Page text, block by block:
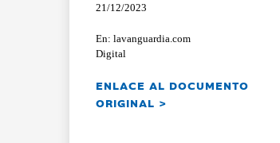
21/12/2023
En: lavanguardia.com
Digital
ENLACE AL DOCUMENTO
ORIGINAL >